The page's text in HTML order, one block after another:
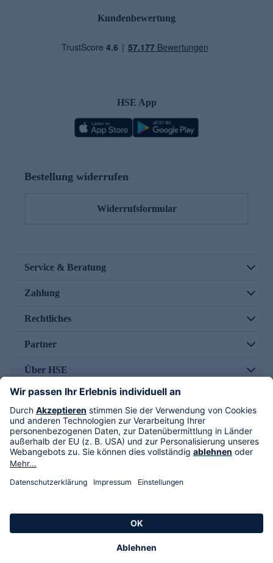
Kundenbewertung
HSE App
Bestellung widerrufen
Widerrufsformular
Service & Beratung
Zahlung
Rechtliches
Partner
Über HSE
Im TV
HSE International